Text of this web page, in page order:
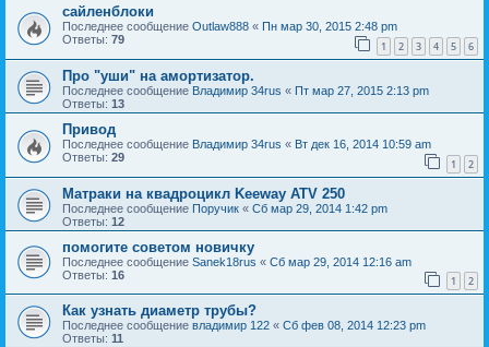
сайленблоки
Последнее сообщение Outlaw888 « Пн мар 30, 2015 2:48 pm
Ответы: 79 1 2 3 4 5 6
Про "уши" на амортизатор.
Последнее сообщение Владимир 34rus « Пт мар 27, 2015 2:13 pm
Ответы: 13
Привод
Последнее сообщение Владимир 34rus « Вт дек 16, 2014 10:59 am
Ответы: 29 1 2
Матраки на квадроцикл Keeway ATV 250
Последнее сообщение Поручик « Сб мар 29, 2014 1:42 pm
Ответы: 12
помогите советом новичку
Последнее сообщение Sanek18rus « Сб мар 29, 2014 12:16 am
Ответы: 16 1 2
Как узнать диаметр трубы?
Последнее сообщение владимир 122 « Сб фев 08, 2014 12:23 pm
Ответы: 11